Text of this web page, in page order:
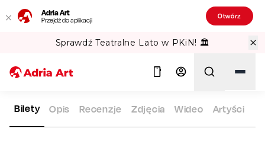
Adria Art
Przejdź do aplikacji Otwórz
Gipsy Kings w TAURON Arena Kraków!
ADRIA ART REPERTUAR MROZU – KONCERTY 2022
Bilety Opis Recenzje Zdjęcia Wideo Artyści